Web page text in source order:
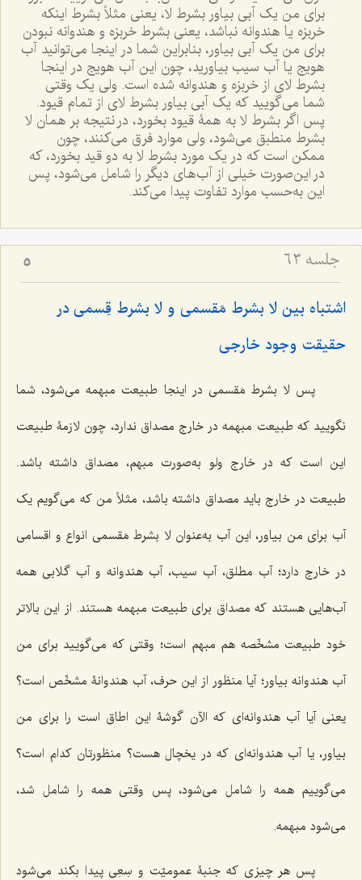
برای من یک آبی بیاور بشرط لا، یعنی مثلاً بشرط اینکه
خربزه یا هندوانه نباشد، یعنی بشرط خربزه و هندوانه نبودن
برای من یک آبی بیاور، بنابراین شما در اینجا می‌توانید آب
هویج یا آب سیب بیاورید، چون این آب هویج در اینجا
بشرط لای از خربزه و هندوانه شده است. ولی یک وقتی
شما می‌گویید که یک آبی بیاور بشرط لای از تمام قیود.
پس اگر بشرط لا به همۀ قیود بخورد، در نتیجه بر همان لا
بشرط منطبق می‌شود، ولی موارد فرق می‌کنند، چون
ممکن است که در یک مورد بشرط لا به دو قید بخورد، که
در این‌صورت خیلی از آب‌های دیگر را شامل می‌شود، پس
این به‌حسب موارد تفاوت پیدا می‌کند.
جلسه ۶۳ 5
اشتباه بین لا بشرط مَقسمی و لا بشرط قِسمی در
حقیقت وجود خارجی
پس لا بشرط مَقسمی در اینجا طبیعت مبهمه می‌شود، شما
نگویید که طبیعت مبهمه در خارج مصداق ندارد، چون لازمۀ طبیعت
این است که در خارج ولو به‌صورت مبهم، مصداق داشته باشد.
طبیعت در خارج باید مصداق داشته باشد، مثلاً من که می‌گویم یک
آب برای من بیاور، این آب به‌عنوان لا بشرط مَقسمی انواع و اقسامی
در خارج دارد؛ آب مطلق، آب سیب، آب هندوانه و آب گلابی همه
آب‌هایی هستند که مصداق برای طبیعت مبهمه هستند. از این بالاتر
خود طبیعت مشخّصه هم مبهم است؛ وقتی که می‌گویید برای من
آب هندوانه بیاور؛ آیا منظور از این حرف، آب هندوانۀ مشخّص است؟
یعنی آیا آب هندوانه‌ای که الآن گوشۀ این اطاق است را برای من
بیاور، یا آب هندوانه‌ای که در یخچال هست؟ منظورتان کدام است؟
می‌گوییم همه را شامل می‌شود، پس وقتی همه را شامل شد،
می‌شود مبهمه.
پس هر چیزی که جنبۀ عمومیّت و سِعِی پیدا بکند می‌شود